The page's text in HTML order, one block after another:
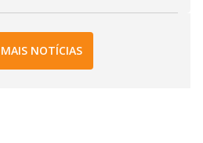
NOTÍCIAS